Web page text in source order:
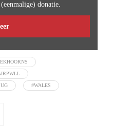
donatie.
#WALES